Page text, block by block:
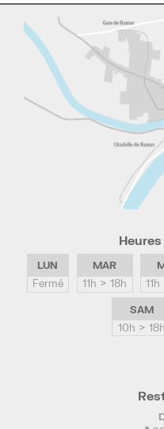
LUN
Fermé
MAR
11h > 18h
SAM
10h > 18h